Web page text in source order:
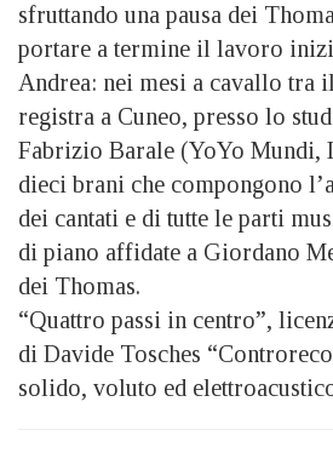
sfruttando una pausa dei
portare a termine il lavoro
Andrea: nei mesi a cavallo tra
registra a Cuneo, presso lo
Fabrizio Barale (YoYo Mundi,
dieci brani che compongono
dei cantati e di tutte le parti
di piano affidate a Giordano
dei Thomas.
“Quattro passi in centro”,
di Davide Tosches
solido, voluto ed